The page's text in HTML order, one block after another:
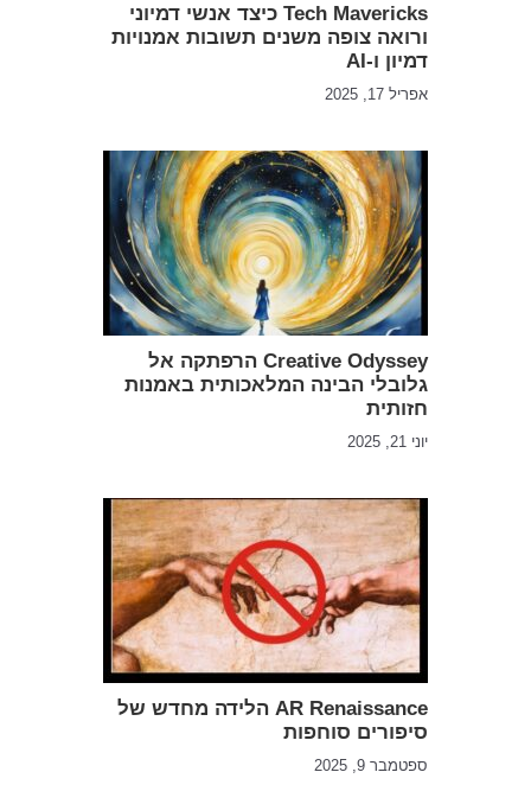
Tech Mavericks כיצד אנשי דמיוני
ורואה צופה משנים תשובות אמנויות
דמיון ו-AI
אפריל 17, 2025
Creative Odyssey הרפתקה אל
גלובלי הבינה המלאכותית באמנות
חזותית
יוני 21, 2025
AR Renaissance הלידה מחדש של
סיפורים סוחפות
ספטמבר 9, 2025